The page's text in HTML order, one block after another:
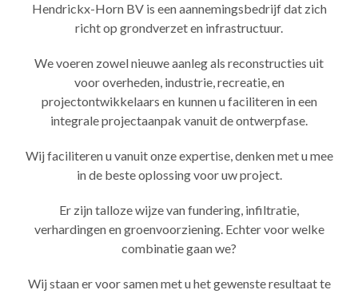
Hendrickx-Horn BV is een aannemingsbedrijf dat zich
richt op grondverzet en infrastructuur.
We voeren zowel nieuwe aanleg als reconstructies uit
voor overheden, industrie, recreatie, en
projectontwikkelaars en kunnen u faciliteren in een
integrale projectaanpak vanuit de ontwerpfase.
Wij faciliteren u vanuit onze expertise, denken met u mee
in de beste oplossing voor uw project.
Er zijn talloze wijze van fundering, infiltratie,
verhardingen en groenvoorziening. Echter voor welke
combinatie gaan we?
Wij staan er voor samen met u het gewenste resultaat te